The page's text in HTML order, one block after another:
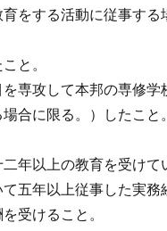
をする活動に従事する
と。
専攻して本邦の専修
合に限る。）したこと。
年以上の教育を受けて
五年以上従事した実務
受けること。